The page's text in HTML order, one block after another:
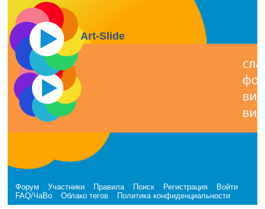
Art-Slide
Форум Участники Правила Поиск Регистрация
Войти
FAQ/ЧаВо
Облако тегов Политика конфиденциальности